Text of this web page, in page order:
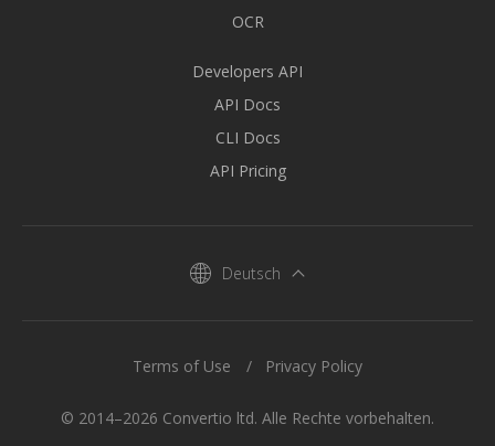
OCR
Developers API
API Docs
CLI Docs
API Pricing
Deutsch
© 2014–2026 Convertio ltd. Alle Rechte vorbehalten.
Terms of Use Privacy Policy